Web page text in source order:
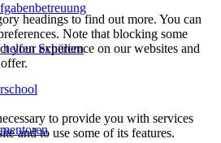
helfen Schülern
headings to find out more. You can
Note that blocking some
your experience on our websites and
to provide you with services
and to use some of its features.